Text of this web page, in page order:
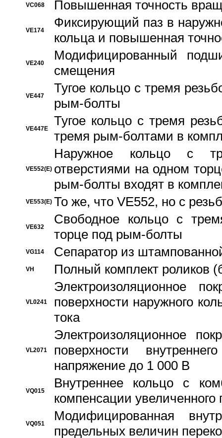
VC068 Повышенная точность
VE174
Фиксирующий паз в
кольца и повышенная
VE240
Модифицированный
смещения
VE447
Тугое кольцо с тремя
рым-болты
VE447E
Тугое кольцо с тремя
тремя рым-болтами в
VE552(E)
Наружное кольцо с
отверстиями на одном
рым-болты входят в
VE553(E) То же, что VE552, но с
VE632
Свободное кольцо с
торце под рым-болты
VG114 Сепаратор из
VH Полный комплект роликов
VL0241
Электроизоляционное
поверхности наружного
тока
VL2071
Электроизоляционное
поверхности
напряжение до 1 000 В
VQ015
Bнутреннее кольцо с
компенсации увеличенного
VQ051
Модифицированная
предельных величин